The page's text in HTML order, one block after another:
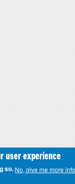
user experience
so. No, give me more